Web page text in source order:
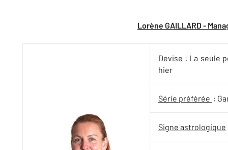
Lorène GAILLARD -
Devise : La seule
hier
Série préférée :
Signe astrologique